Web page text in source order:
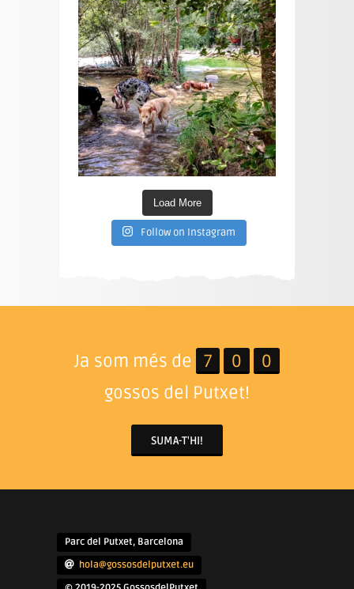
Load More
Follow on Instagram
Ja som més de 7 0
0
gossos del Putxet!
SUMA-T'HI!
Parc del Putxet, Barcelona
hola@gossosdelputxet.eu